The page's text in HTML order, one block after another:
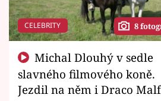
CELEBRITY 8
slavného filmového koně.
Jezdil na něm i Draco